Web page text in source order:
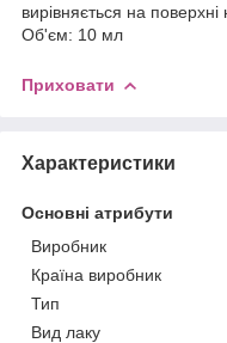
вирівняється на поверхні
Об'єм: 10 мл
Приховати
Характеристики
Основні атрибути
Виробник
Країна виробник
Тип
Вид лаку